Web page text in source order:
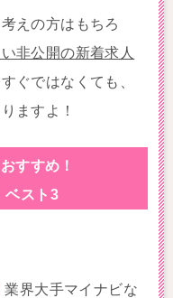
えの方はもちろ
非公開の新着求人
ぐではなくても、
ますよ！
すすめ！
ベスト3
業界大手マイナビな